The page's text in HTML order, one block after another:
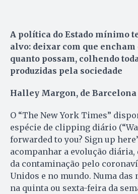
A política do Estado mínimo
alvo: deixar com que encham
quanto possam, colhendo
produzidas pela sociedade
Halley Margon, de Barcelona
O “The New York Times”
espécie de clipping diário
forwarded to you? Sign up
acompanhar a evolução diária,
da contaminação pelo
Unidos e no mundo. Numa das
na quinta ou sexta-feira da